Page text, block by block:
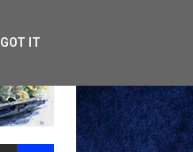
GOT IT